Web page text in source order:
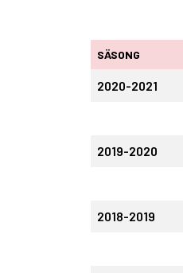
SÄSONG
2020-2021
2019-2020
2018-2019